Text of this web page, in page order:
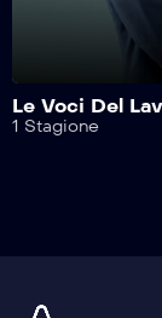
Le Voci Del
1 Stagione